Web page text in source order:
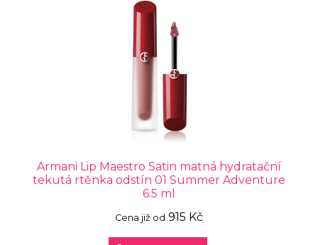
Armani Lip Maestro Satin matná hydratační
tekutá rtěnka odstín 01 Summer Adventure
6.5 ml
Cena již od 915 Kč